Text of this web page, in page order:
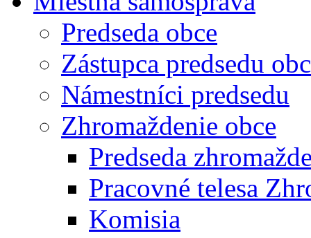
Predseda obce
Zástupca predsedu
Námestníci predsedu
Zhromaždenie obce
Predseda
Pracovné telesa
Komisia